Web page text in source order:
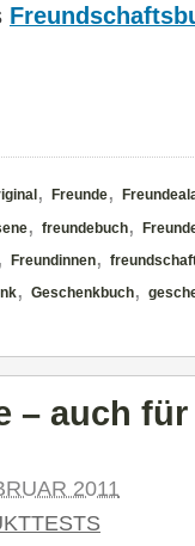
, Freunde,
, freundebuch,
, Freundinnen,
, Geschenkbuch,
– auch für
2011